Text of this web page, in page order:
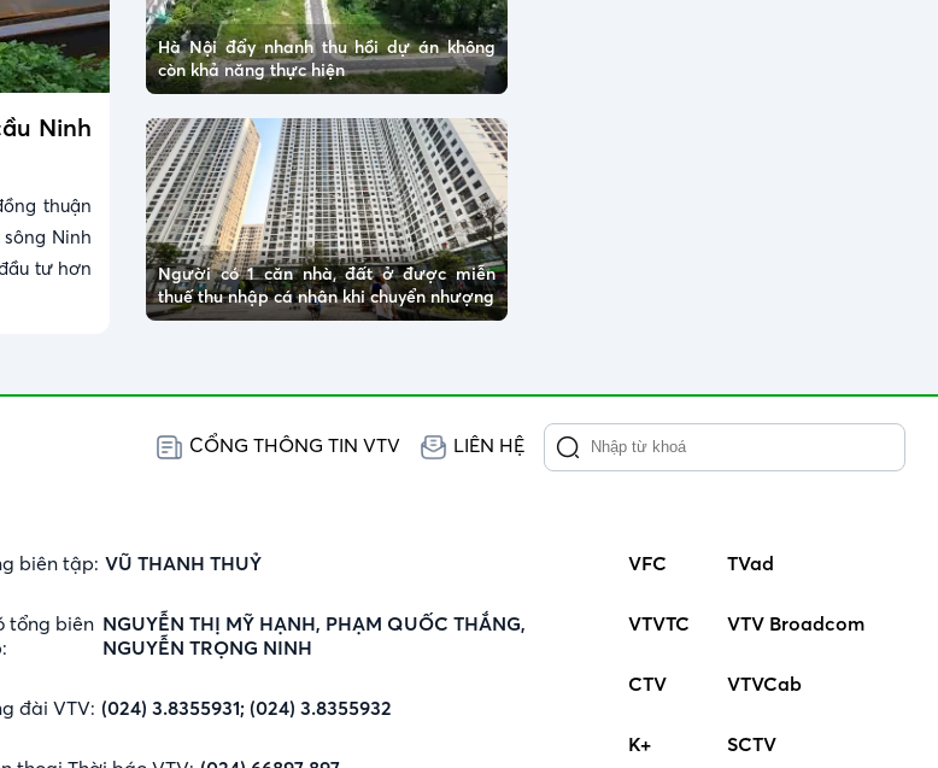
Ninh
thuận
Ninh
tư hơn
Hà Nội đẩy nhanh thu hồi dự án không
còn khả năng thực hiện
Người có 1 căn nhà, đất ở được miễn
thuế thu nhập cá nhân khi chuyển nhượng
CỔNG THÔNG TIN VTV LIÊN HỆ
biên tập: VŨ THANH THUỶ
tổng biên NGUYỄN THỊ MỸ HẠNH, PHẠM QUỐC THẮNG,
NGUYỄN TRỌNG NINH
đài VTV: (024) 3.8355931; (024) 3.8355932
VFC
VTVTC
CTV
K+
TVad
VTV Broadcom
VTVCab
SCTV